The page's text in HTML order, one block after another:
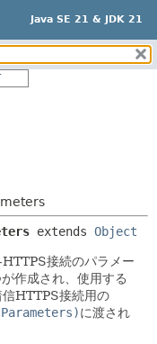
Java SE 21 & JDK 21
:
ト済
ッド
ールド
ンストラクタ
ッド
extends Object
接続のパラメー
作成され、使用する
信HTTPS接続用の
に渡され